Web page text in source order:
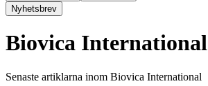
Nyhetsbrev
Biovica International
Senaste artiklarna inom Biovica International